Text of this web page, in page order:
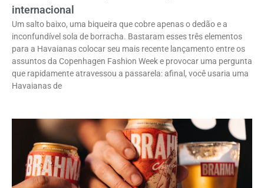
internacional
Um salto baixo, uma biqueira que cobre apenas o dedão e a
inconfundível sola de borracha. Bastaram esses três elementos
para a Havaianas colocar seu mais recente lançamento entre os
assuntos da Copenhagen Fashion Week e provocar uma pergunta
que rapidamente atravessou a passarela: afinal, você usaria uma
Havaianas de